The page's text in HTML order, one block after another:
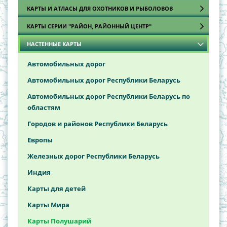
КАРТЫ И АТЛАСЫ ДЛЯ ОХОТНИКОВ И РЫБОЛОВОВ
Атласы охотника и рыболова
Карты
КАРТЫ СЕРИИ "РАЙОН, РАЙОННЫЙ ЦЕНТР"
Брестская область
Витебская область
Гомельская область
Гродненская область
Минская область
Могилёвская область
НАСТЕННЫЕ КАРТЫ
Автомобильных дорог
Автомобильных дорог Республики Беларусь
Автомобильных дорог Республики Беларусь по
областям
Городов и районов Республики Беларусь
Европы
Железных дорог Республики Беларусь
Индия
Карты для детей
Карты Мира
Карты Полушарий